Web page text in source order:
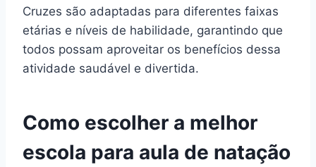
Cruzes são adaptadas para diferentes faixas
etárias e níveis de habilidade, garantindo que
todos possam aproveitar os benefícios dessa
atividade saudável e divertida.
Como escolher a melhor
escola para aula de natação